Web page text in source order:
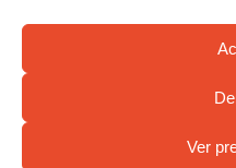
Ver
POLÍTICA DE
© Copyright 2026 | Rock